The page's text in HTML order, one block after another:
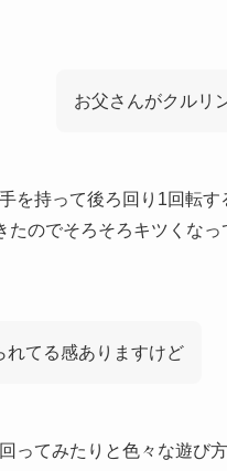
お父さんがクルリ
を持って後ろ回り1回転
たのでそろそろキツくな
れてる感ありますけど
ってみたりと色々な遊び